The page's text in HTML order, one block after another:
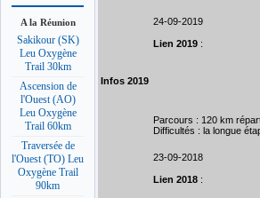
A la Réunion
Sakikour (SK)
Leu Oxygène
Trail 30km
Ascension de
l'Ouest (AO)
Leu Oxygène
Trail 60km
Traversée de
l'Ouest (TO) Leu
Oxygène Trail
90km
Infos 2019
24-09-2019
Lien 2019 :
Parcours : 120 km
Difficultés : la longue
23-09-2018
Lien 2018 :